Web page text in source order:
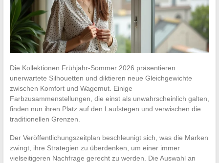
Die Kollektionen Frühjahr-Sommer 2026 präsentieren
unerwartete Silhouetten und diktieren neue Gleichgewichte
zwischen Komfort und Wagemut. Einige
Farbzusammenstellungen, die einst als unwahrscheinlich galten,
finden nun ihren Platz auf den Laufstegen und verwischen die
traditionellen Grenzen.
Der Veröffentlichungszeitplan beschleunigt sich, was die Marken
zwingt, ihre Strategien zu überdenken, um einer immer
vielseitigeren Nachfrage gerecht zu werden. Die Auswahl an